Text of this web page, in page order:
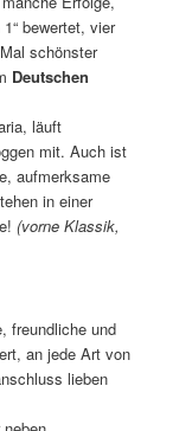
bewertet, vier
schönster
Deutschen
läuft
mit. Auch ist
aufmerksame
in einer
(vorne Klassik,
freundliche und
an jede Art von
lieben